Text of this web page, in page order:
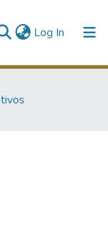
Log In (current)